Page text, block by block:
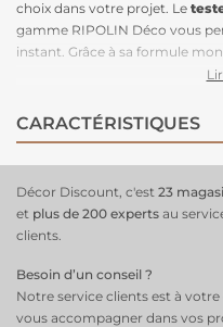
choix dans votre projet. Le
gamme RIPOLIN Déco vous
instant. Grâce à sa formule
opacifiant, cette peinture
l'ocre Nubie, une teinte
touche de sérénité et de
. Décor
acheter un testeur de peinture
pour l'échantillon Ripolin et
CARACTÉRISTIQUES
Décor Discount, c'est 23
et plus de 200 experts au
clients.
Besoin d’un conseil ?
Notre service clients est à
vous accompagner dans vos